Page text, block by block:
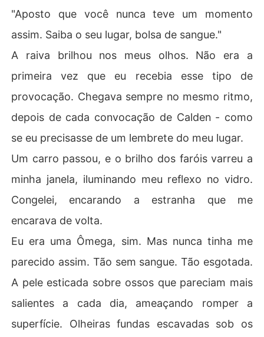
"Aposto que você nunca teve um momento
assim. Saiba o seu lugar, bolsa de sangue."
A raiva brilhou nos meus olhos. Não era a
primeira vez que eu recebia esse tipo de
provocação. Chegava sempre no mesmo ritmo,
depois de cada convocação de Calden - como
se eu precisasse de um lembrete do meu lugar.
Um carro passou, e o brilho dos faróis varreu a
minha janela, iluminando meu reflexo no vidro.
Congelei, encarando a estranha que me
encarava de volta.
Eu era uma Ômega, sim. Mas nunca tinha me
parecido assim. Tão sem sangue. Tão esgotada.
A pele esticada sobre ossos que pareciam mais
salientes a cada dia, ameaçando romper a
superfície. Olheiras fundas escavadas sob os